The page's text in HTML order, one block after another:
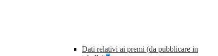
Dati relativi ai premi (da pubblicare in